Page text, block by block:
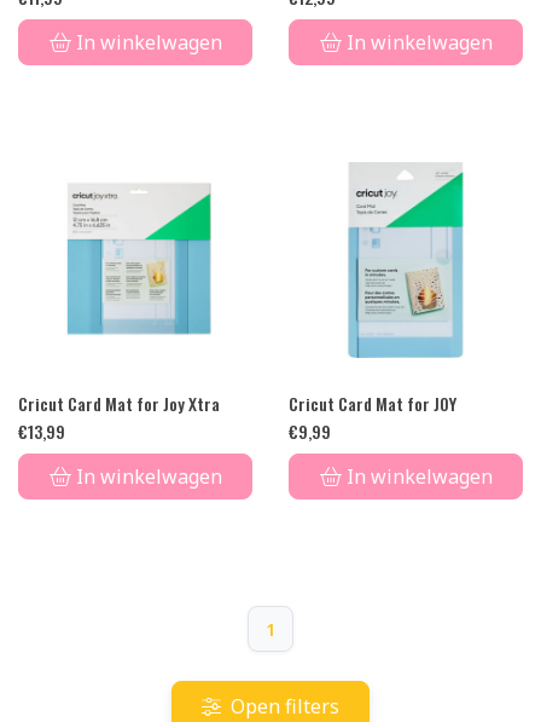
In winkelwagen In winkelwagen
Cricut Card Mat for Joy Xtra
€13,99
In winkelwagen
Cricut Card Mat for JOY
€9,99
In winkelwagen
1
Open filters